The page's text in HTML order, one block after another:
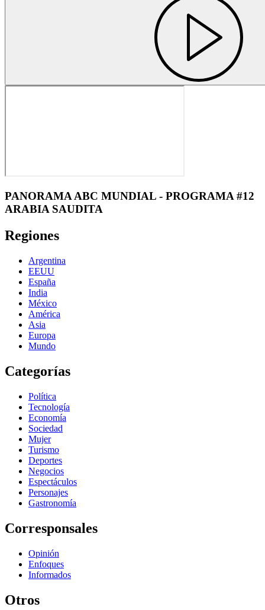
PANORAMA ABC MUNDIAL - PROGRAMA #12
ARABIA SAUDITA
Regiones
Argentina
EEUU
España
India
México
América
Asia
Europa
Mundo
Categorías
Política
Tecnología
Economía
Sociedad
Mujer
Turismo
Deportes
Negocios
Espectáculos
Personajes
Gastronomía
Corresponsales
Opinión
Enfoques
Informados
Otros